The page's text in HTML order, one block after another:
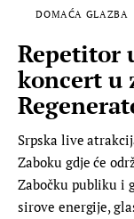
DOMAĆA GLAZBA
Repetitor
koncert u
Srpska live
Zaboku gdje će
Zabočku publiku i
sirove energije,